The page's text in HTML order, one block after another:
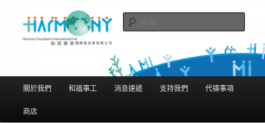
和諧事業國際基金會有限公司
Harmony Foundation International
Limited
尋
單
關於我們 和諧事工 消息速遞 支持我們 代禱事項
商店